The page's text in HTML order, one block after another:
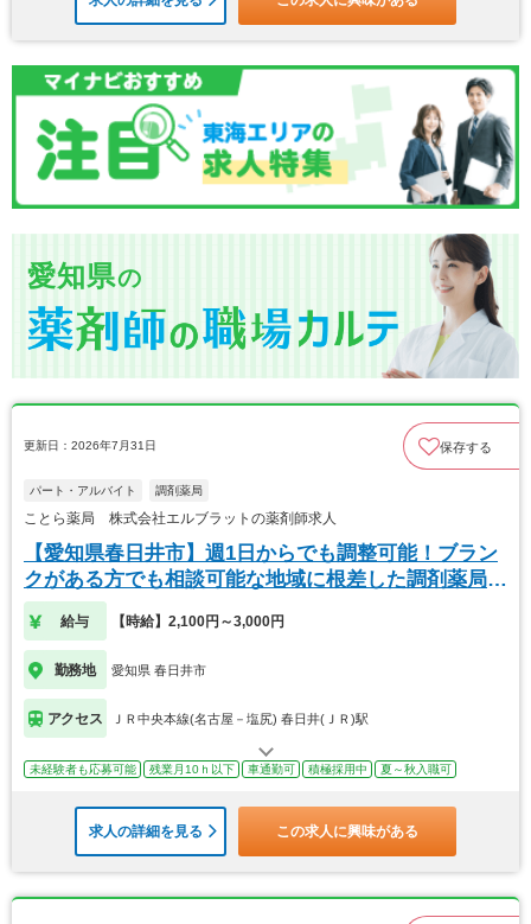
愛知県の
更新日：2026年7月31日 保存する
パート・アルバイト 調剤薬局
ことら薬局 株式会社エルブラットの薬剤師求人
【愛知県春日井市】週1日からでも調整可能！ブラン
クがある方でも相談可能な地域に根差した調剤薬局で
す！
給与 【時給】2,100円～3,000円
勤務地 愛知県 春日井市
アクセス ＪＲ中央本線(名古屋－塩尻) 春日井(ＪＲ)駅
未経験者も応募可能 残業月10ｈ以下 車通勤可 積極採用中 夏～秋入職可
求人の詳細を見る この求人に興味がある